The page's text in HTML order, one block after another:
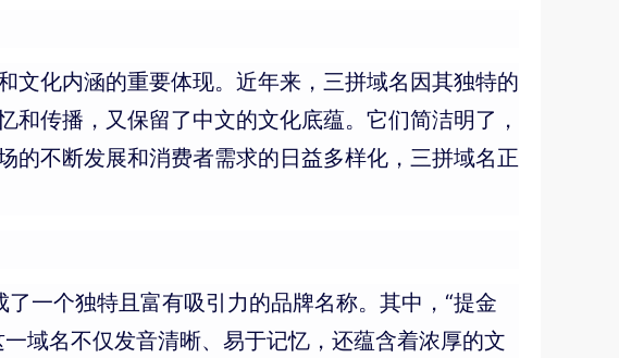
文化内涵的重要体现。近年来，三拼域名因其独特的
传播，又保留了中文的文化底蕴。它们简洁明了，
的不断发展和消费者需求的日益多样化，三拼域名正
一个独特且富有吸引力的品牌名称。其中，“提金
域名不仅发音清晰、易于记忆，还蕴含着浓厚的文